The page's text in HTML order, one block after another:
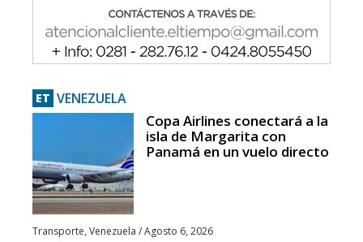
ET VENEZUELA
Copa Airlines conectará a la
isla de Margarita con
Panamá en un vuelo directo
Transporte, Venezuela /Agosto 6, 2026